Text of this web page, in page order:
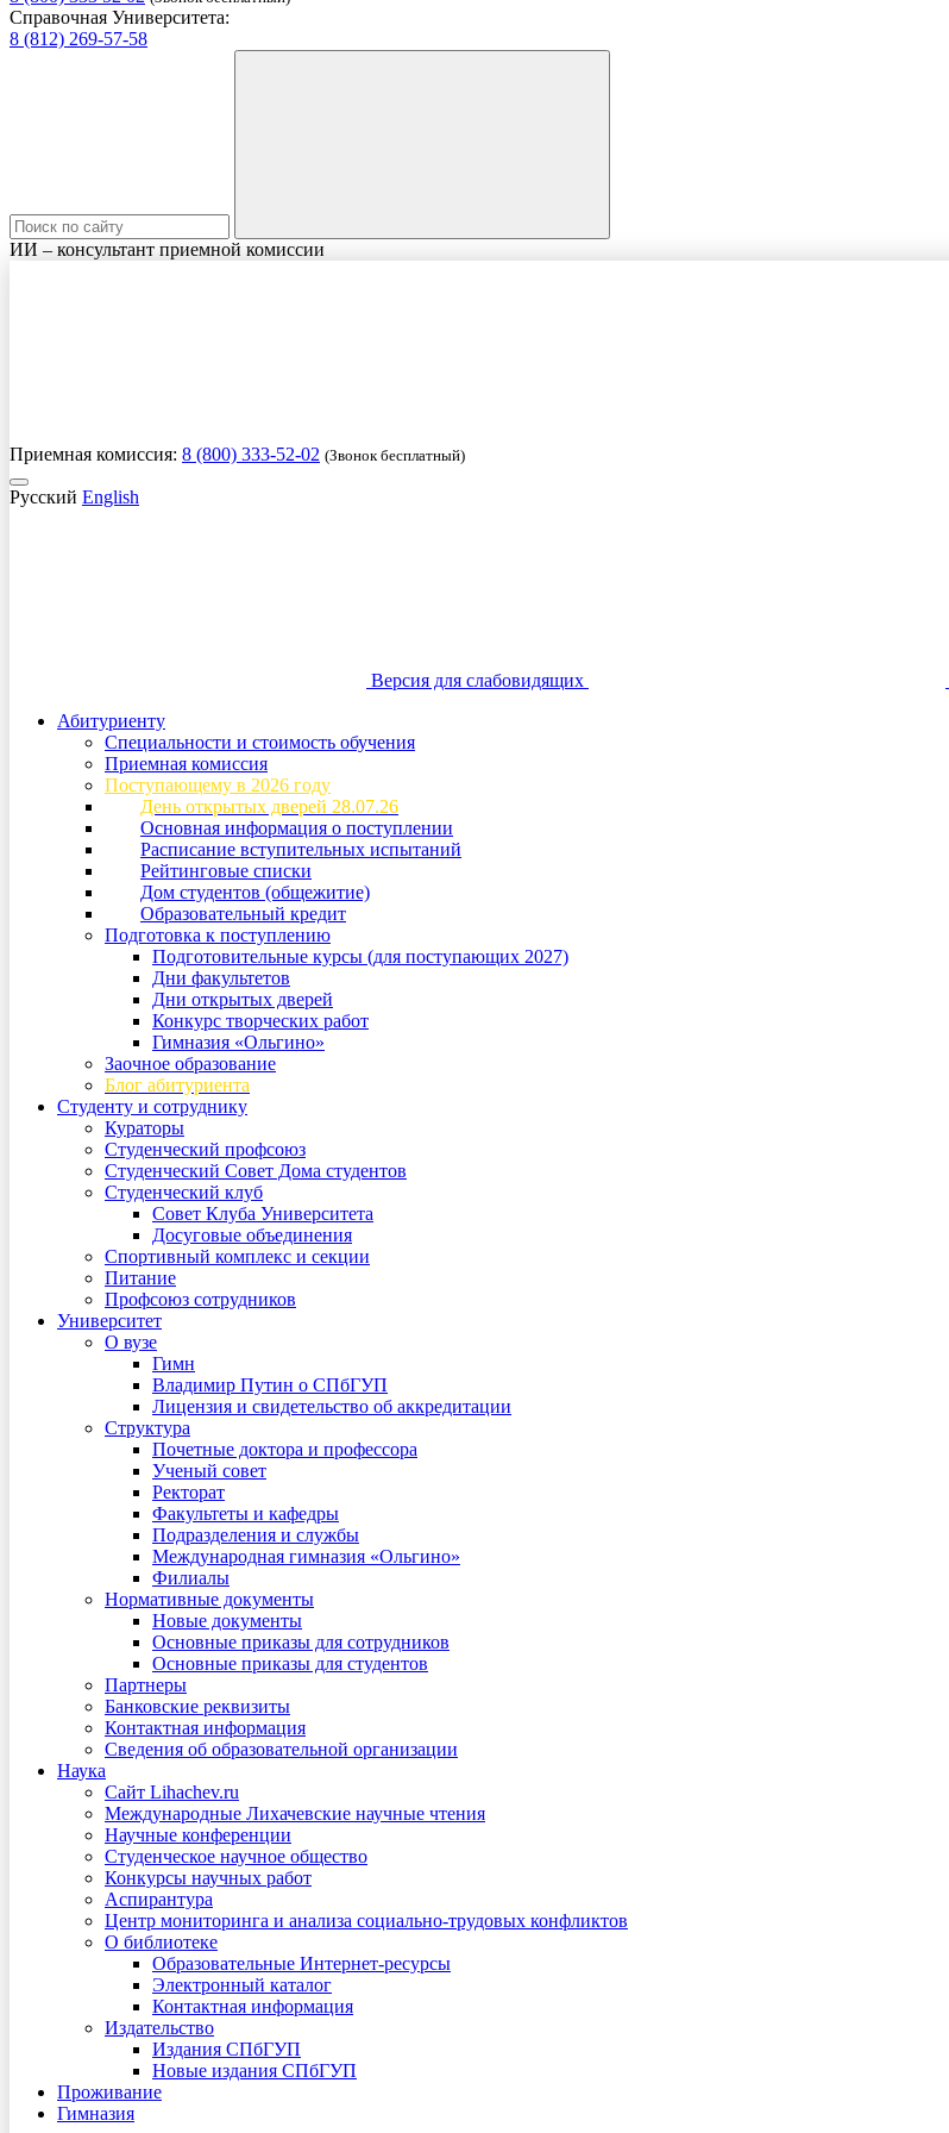
Справочная Университета:
8 (812) 269-57-58
ИИ – консультант приемной комиссии
Приемная комиссия: 8 (800) 333-52-02 (Звонок бесплатный)
Русский English
Версия для слабовидящих
Абитуриенту
Специальности и стоимость обучения
Приемная комиссия
Поступающему в 2026 году
День открытых дверей 28.07.26
Основная информация о поступлении
Расписание вступительных испытаний
Рейтинговые списки
Дом студентов (общежитие)
Образовательный кредит
Подготовка к поступлению
Подготовительные курсы (для поступающих 2027)
Дни факультетов
Дни открытых дверей
Конкурс творческих работ
Гимназия «Ольгино»
Заочное образование
Блог абитуриента
Студенту и сотруднику
Кураторы
Студенческий профсоюз
Студенческий Совет Дома студентов
Студенческий клуб
Совет Клуба Университета
Досуговые объединения
Спортивный комплекс и секции
Питание
Профсоюз сотрудников
Университет
О вузе
Гимн
Владимир Путин о СПбГУП
Лицензия и свидетельство об аккредитации
Структура
Почетные доктора и профессора
Ученый совет
Ректорат
Факультеты и кафедры
Подразделения и службы
Международная гимназия «Ольгино»
Филиалы
Нормативные документы
Новые документы
Основные приказы для сотрудников
Основные приказы для студентов
Партнеры
Банковские реквизиты
Контактная информация
Сведения об образовательной организации
Наука
Сайт Lihachev.ru
Международные Лихачевские научные чтения
Научные конференции
Студенческое научное общество
Конкурсы научных работ
Аспирантура
Центр мониторинга и анализа социально-трудовых конфликтов
О библиотеке
Образовательные Интернет-ресурсы
Электронный каталог
Контактная информация
Издательство
Издания СПбГУП
Новые издания СПбГУП
Проживание
Гимназия